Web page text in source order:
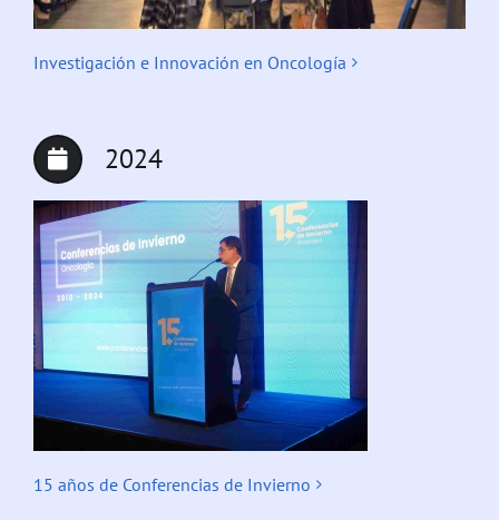
Investigación e Innovación en Oncología
2024
15 años de Conferencias de Invierno